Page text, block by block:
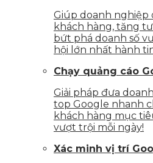
Giúp doanh nghiệp
khách hàng, tăng
bứt phá doanh số
hội lớn nhất hành
Chạy quảng cáo
Giải pháp đưa
top Google nhanh
khách hàng mục
vượt trội mỗi ngày!
Xác minh vị trí